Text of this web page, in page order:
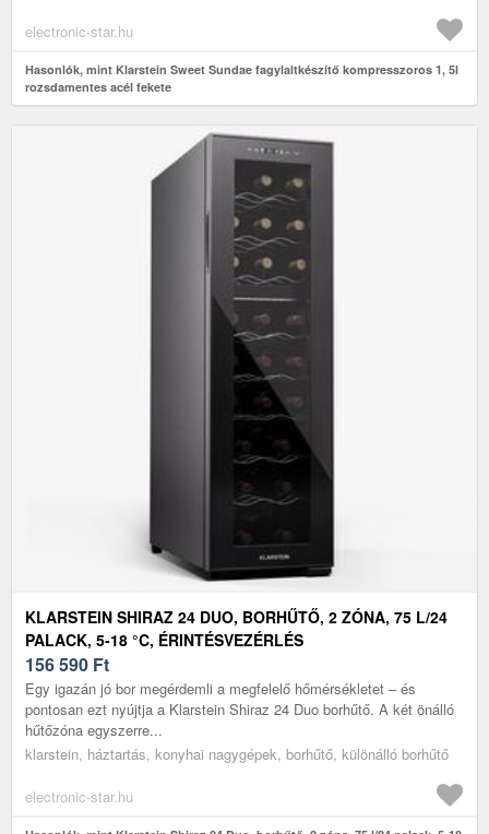
electronic-star.hu
Hasonlók, mint Klarstein Sweet Sundae fagylaltkészítő kompresszoros 1, 5l
rozsdamentes acél fekete
KLARSTEIN SHIRAZ 24 DUO, BORHŰTŐ, 2 ZÓNA, 75 L/24
PALACK, 5-18 °C, ÉRINTÉSVEZÉRLÉS
156 590 Ft
Egy igazán jó bor megérdemli a megfelelő hőmérsékletet – és
pontosan ezt nyújtja a Klarstein Shiraz 24 Duo borhűtő. A két önálló
hűtőzóna egyszerre...
klarstein, háztartás, konyhai nagygépek, borhűtő, különálló borhűtő
electronic-star.hu